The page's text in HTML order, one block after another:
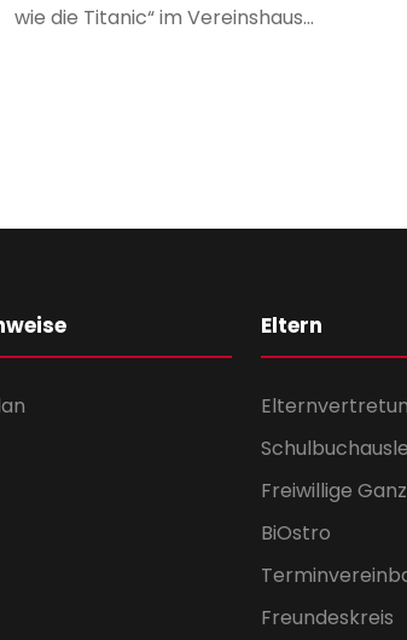
wie die Titanic“ im Vereinshaus...
Eltern
Freiwillige
BiOstro
Freundeskreis